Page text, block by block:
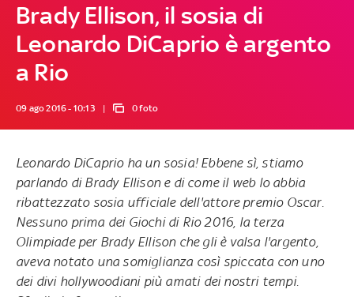
Brady Ellison, il sosia di
Leonardo DiCaprio è argento
a Rio
09 ago 2016 - 10:13 0 foto
Leonardo DiCaprio ha un sosia! Ebbene sì, stiamo
parlando di Brady Ellison e di come il web lo abbia
ribattezzato sosia ufficiale dell'attore premio Oscar.
Nessuno prima dei Giochi di Rio 2016, la terza
Olimpiade per Brady Ellison che gli è valsa l'argento,
aveva notato una somiglianza così spiccata con uno
dei divi hollywoodiani più amati dei nostri tempi.